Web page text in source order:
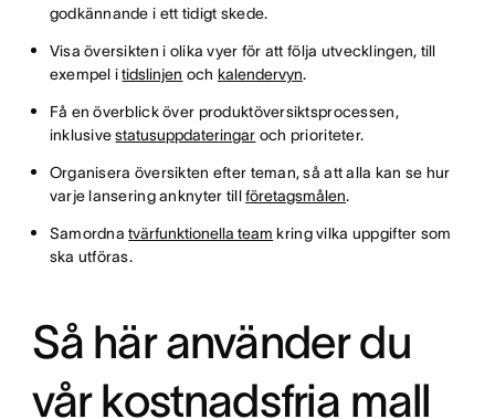
godkännande i ett tidigt skede.
Visa översikten i olika vyer för att följa utvecklingen, till
exempel itidslinjen och kalendervyn.
Få en överblick över produktöversiktsprocessen,
inklusivestatusuppdateringar och prioriteter.
Organisera översikten efter teman, så att alla kan se hur
varje lansering anknyter tillföretagsmålen.
Samordnatvärfunktionella team kring vilka uppgifter som
ska utföras.
Så här använder du
vår kostnadsfria mall